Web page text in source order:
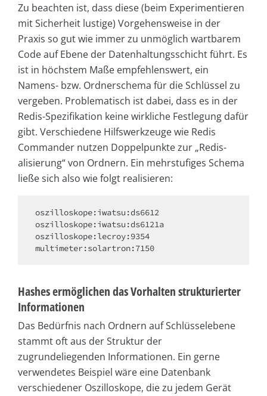
Zu beachten ist, dass diese (beim Experimentieren
mit Sicherheit lustige) Vorgehensweise in der
Praxis so gut wie immer zu unmöglich wartbarem
Code auf Ebene der Datenhaltungsschicht führt. Es
ist in höchstem Maße empfehlenswert, ein
Namens- bzw. Ordnerschema für die Schlüssel zu
vergeben. Problematisch ist dabei, dass es in der
Redis-Spezifikation keine wirkliche Festlegung dafür
gibt. Verschiedene Hilfswerkzeuge wie Redis
Commander nutzen Doppelpunkte zur „Redis-
alisierung“ von Ordnern. Ein mehrstufiges Schema
ließe sich also wie folgt realisieren:
oszilloskope:iwatsu:ds6612
oszilloskope:iwatsu:ds6121a
oszilloskope:lecroy:9354
Hashes ermöglichen das Vorhalten strukturierter
Informationen
Das Bedürfnis nach Ordnern auf Schlüsselebene
stammt oft aus der Struktur der
zugrundeliegenden Informationen. Ein gerne
verwendetes Beispiel wäre eine Datenbank
verschiedener Oszilloskope, die zu jedem Gerät